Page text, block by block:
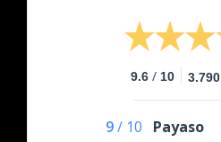
9.6 / 10
9/ 10
Payaso